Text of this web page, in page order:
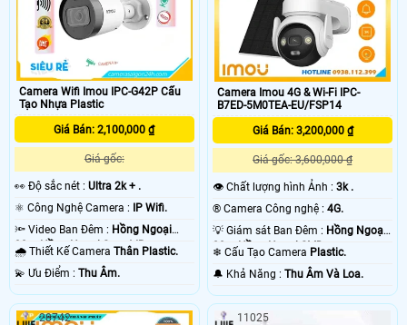
Camera Wifi Imou IPC-G42P Cấu
Tạo Nhựa Plastic
Giá Bán: 2,100,000 ₫
Giá gốc:
️👀 Độ sắc nét : Ultra 2k + .
⚛️ Công Nghệ Camera : IP Wifi.
🔦 Video Ban Đêm : Hồng Ngoại
30m Hồng Ngoại Smart IR.
🌧️ Thiết Kế Camera Thân Plastic.
️💫 Ưu Điểm : Thu Âm.
Camera Imou 4G & Wi-Fi IPC-
B7ED-5M0TEA-EU/FSP14
Giá Bán: 3,200,000 ₫
Giá gốc: 3,600,000 ₫
👁 Chất lượng hình Ảnh :3k .
®️ Camera Công nghệ :4G.
💡 Giám sát Ban Đêm : Hồng Ngoại
20m Hồng Ngoại SMD.
❄ Cấu Tạo Camera Plastic.
️🔔 Khả Năng :Thu Âm Và Loa.
28742 11025